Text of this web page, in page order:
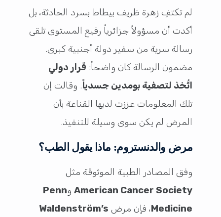
لم تكتفِ زهرة ظريف بيطاط بسرد الحادثة، بل
أكدت أن مسؤولاً جزائرياً رفيع المستوى تلقى
رسالة سرية من سفير دولة أجنبية كبرى.
مضمون الرسالة كان واضحاً: قرار دولي
اتُّخذ لتصفية بومدين جسدياً. وقالت إن
تلك المعلومات عززت لديها القناعة بأن
المرض لم يكن سوى وسيلة للتنفيذ.
مرض والدنستروم: ماذا يقول الطب؟
وفق المصادر الطبية الموثوقة مثل
American Cancer SocietyوPenn
Medicine، فإن مرض Waldenström’s